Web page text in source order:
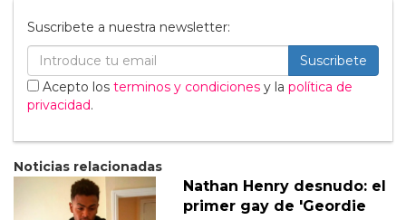
Suscribete a nuestra newsletter:
Suscribete
Acepto los terminos y condiciones y la política de
privacidad.
Noticias relacionadas
Nathan Henry desnudo: el
primer gay de 'Geordie